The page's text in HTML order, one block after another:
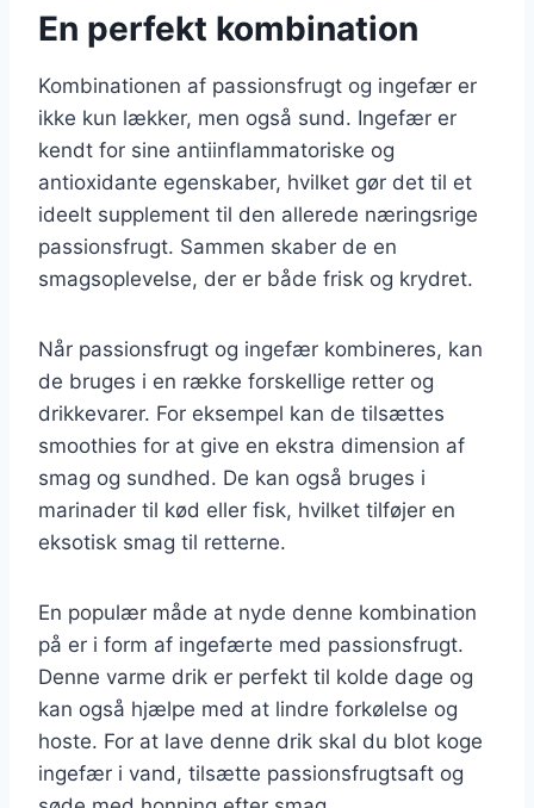
En perfekt kombination
Kombinationen af passionsfrugt og ingefær er
ikke kun lækker, men også sund. Ingefær er
kendt for sine antiinflammatoriske og
antioxidante egenskaber, hvilket gør det til et
ideelt supplement til den allerede næringsrige
passionsfrugt. Sammen skaber de en
smagsoplevelse, der er både frisk og krydret.
Når passionsfrugt og ingefær kombineres, kan
de bruges i en række forskellige retter og
drikkevarer. For eksempel kan de tilsættes
smoothies for at give en ekstra dimension af
smag og sundhed. De kan også bruges i
marinader til kød eller fisk, hvilket tilføjer en
eksotisk smag til retterne.
En populær måde at nyde denne kombination
på er i form af ingefærte med passionsfrugt.
Denne varme drik er perfekt til kolde dage og
kan også hjælpe med at lindre forkølelse og
hoste. For at lave denne drik skal du blot koge
ingefær i vand, tilsætte passionsfrugtsaft og